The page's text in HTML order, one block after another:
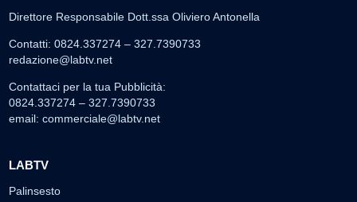
Direttore Responsabile Dott.ssa Oliviero Antonella
Contatti: 0824.337274 – 327.7390733
redazione@labtv.net
Contattaci per la tua Pubblicità:
0824.337274 – 327.7390733
email: commerciale@labtv.net
LABTV
Palinsesto